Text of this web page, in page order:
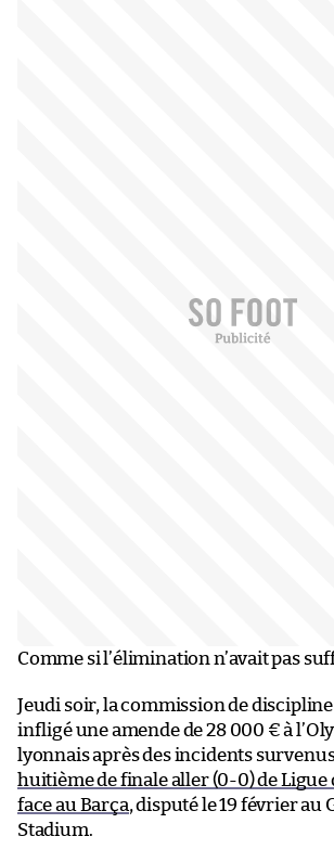
Comme si l’élimination n’avait pas
Jeudi soir, la commission de discipline
infligé une amende de 28 000 € à
lyonnais après des incidents
huitième de finale aller (0-0) de Ligue
face au Barça, disputé le 19 février au
Stadium.